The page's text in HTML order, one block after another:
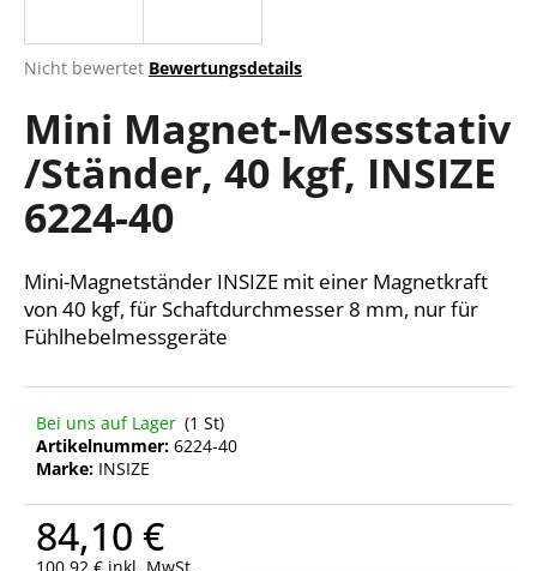
Die
Produktbewertung
ist
0,0
von
5
Sternen.
Nicht bewertet Bewertungsdetails
Mini Magnet-Messstativ
/Ständer, 40 kgf, INSIZE
6224-40
Mini-Magnetständer INSIZE mit einer Magnetkraft
von 40 kgf, für Schaftdurchmesser 8 mm, nur für
Fühlhebelmessgeräte
Bei uns auf Lager (1 St)
Artikelnummer: 6224-40
Marke: INSIZE
84,10 €
100,92 € inkl. MwSt.
W
i
e
m
p
f
e
e